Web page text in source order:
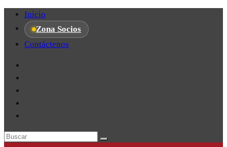
Inicio
Zona Socios
Contáctenos